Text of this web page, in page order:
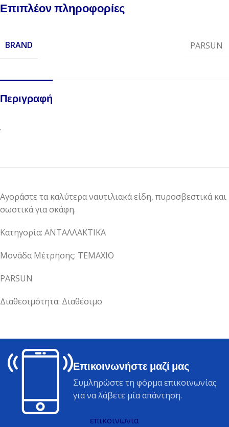
Επιπλέον πληροφορίες
BRAND PARSUN
Περιγραφή
.
Αγοράστε τα καλύτερα ναυτιλιακά είδη, πυροσβεστικά και
σωστικά για σκάφη.
Κατηγορία: ΑΝΤΑΛΛΑΚΤΙΚΑ
Μονάδα Μέτρησης: ΤΕΜΑΧΙΟ
PARSUN
Διαθεσιμότητα: Διαθέσιμο
Επικοινωνήστε μαζί μας
Συμληρώστε τη φόρμα επικοινωνίας
για να λάβετε μία απάντηση.
επικοινωνια